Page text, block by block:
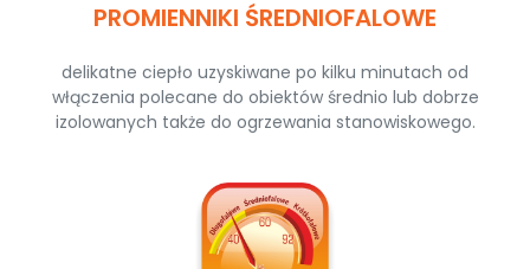
PROMIENNIKI ŚREDNIOFALOWE
delikatne ciepło uzyskiwane po kilku minutach od
włączenia polecane do obiektów średnio lub dobrze
izolowanych także do ogrzewania stanowiskowego.